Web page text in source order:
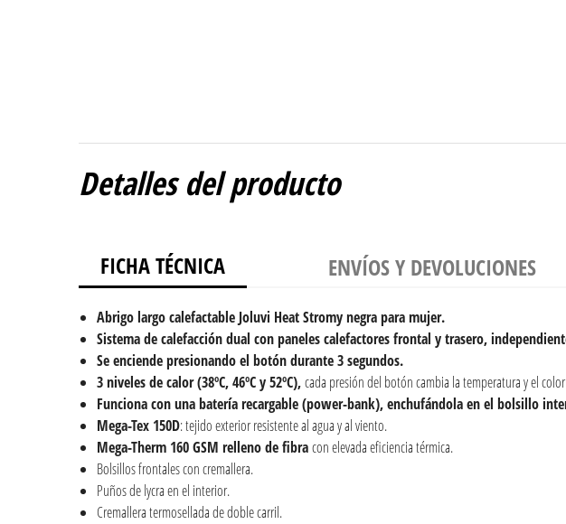
Detalles del producto
FICHA TÉCNICA ENVÍOS Y DEVOLUCIONES
Abrigo largo calefactable Joluvi Heat Stromy negra para mujer.
Sistema de calefacción dual con paneles calefactores frontal y trasero,
Se enciende presionando el botón durante 3 segundos.
3 niveles de calor (38ºC, 46ºC y 52ºC),cada presión del botón cambia la temperatura y el
Funciona con una batería recargable (power-bank), enchufándola en el bolsillo
Mega-Tex 150D: tejido exterior resistente al agua y al viento.
Mega-Therm 160 GSM relleno de fibracon elevada eficiencia térmica.
Bolsillos frontales con cremallera.
Puños de lycra en el interior.
Cremallera termosellada de doble carril.